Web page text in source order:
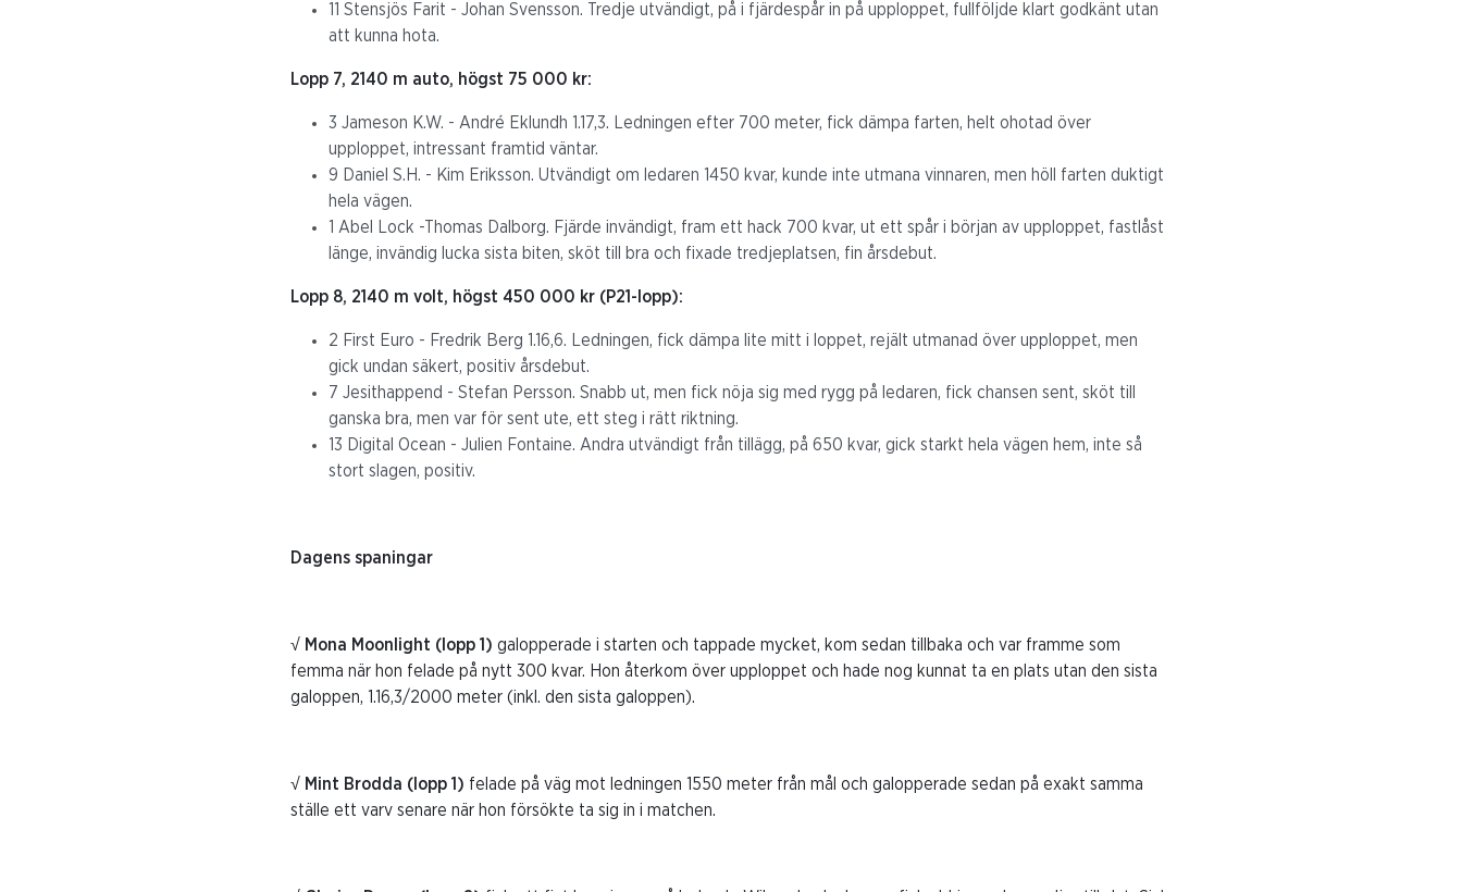
11 Stensjös Farit - Johan Svensson. Tredje utvändigt, på i fjärdespår in på upploppet, fullföljde klart godkänt utan
att kunna hota.
Lopp 7, 2140 m auto, högst 75 000 kr:
3 Jameson K.W. - André Eklundh 1.17,3. Ledningen efter 700 meter, fick dämpa farten, helt ohotad över
upploppet, intressant framtid väntar.
9 Daniel S.H. - Kim Eriksson. Utvändigt om ledaren 1450 kvar, kunde inte utmana vinnaren, men höll farten duktigt
hela vägen.
1 Abel Lock -Thomas Dalborg. Fjärde invändigt, fram ett hack 700 kvar, ut ett spår i början av upploppet, fastlåst
länge, invändig lucka sista biten, sköt till bra och fixade tredjeplatsen, fin årsdebut.
Lopp 8, 2140 m volt, högst 450 000 kr (P21-lopp):
2 First Euro - Fredrik Berg 1.16,6. Ledningen, fick dämpa lite mitt i loppet, rejält utmanad över upploppet, men
gick undan säkert, positiv årsdebut.
7 Jesithappend - Stefan Persson. Snabb ut, men fick nöja sig med rygg på ledaren, fick chansen sent, sköt till
ganska bra, men var för sent ute, ett steg i rätt riktning.
13 Digital Ocean - Julien Fontaine. Andra utvändigt från tillägg, på 650 kvar, gick starkt hela vägen hem, inte så
stort slagen, positiv.
Dagens spaningar
√ Mona Moonlight (lopp 1) galopperade i starten och tappade mycket, kom sedan tillbaka och var framme som
femma när hon felade på nytt 300 kvar. Hon återkom över upploppet och hade nog kunnat ta en plats utan den sista
galoppen, 1.16,3/2000 meter (inkl. den sista galoppen).
√ Mint Brodda (lopp 1) felade på väg mot ledningen 1550 meter från mål och galopperade sedan på exakt samma
ställe ett varv senare när hon försökte ta sig in i matchen.